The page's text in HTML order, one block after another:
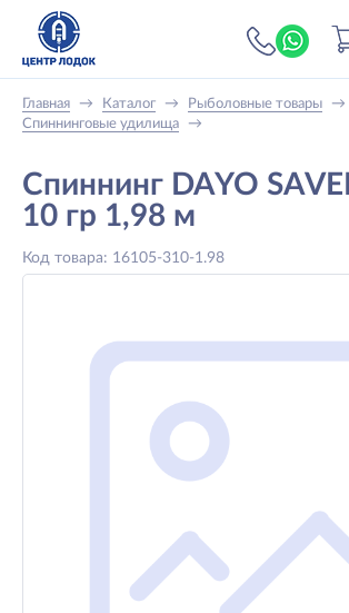
Главная → Каталог → Рыболовные товары →
Спиннинговые удилища
→
Спиннинг DAYO
10 гр 1,98 м
Код товара: 16105-310-1.98